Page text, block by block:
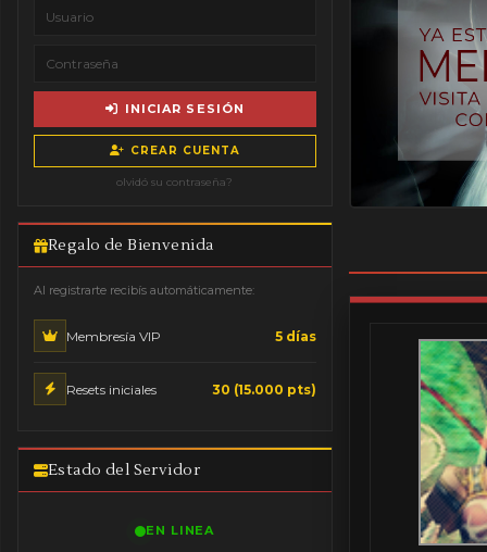
INICIAR SESIÓN
CREAR CUENTA
olvidó su contraseña?
Regalo de Bienvenida
Al registrarte recibís automáticamente:
Membresía VIP 5 días
Resets iniciales 30 (15.000 pts)
Estado del Servidor
EN LINEA